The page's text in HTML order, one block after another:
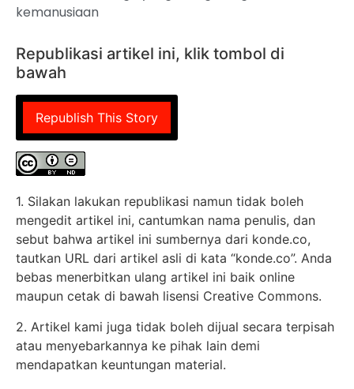
kemanusiaan
Republikasi artikel ini, klik tombol di
bawah
Republish This Story
1. Silakan lakukan republikasi namun tidak boleh
mengedit artikel ini, cantumkan nama penulis, dan
sebut bahwa artikel ini sumbernya dari konde.co,
tautkan URL dari artikel asli di kata “konde.co”. Anda
bebas menerbitkan ulang artikel ini baik online
maupun cetak di bawah lisensi Creative Commons.
2. Artikel kami juga tidak boleh dijual secara terpisah
atau menyebarkannya ke pihak lain demi
mendapatkan keuntungan material.